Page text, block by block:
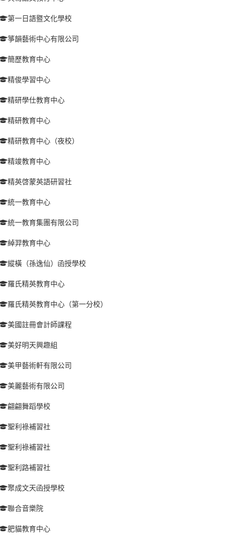
第一日語暨文化學校
箏韻藝術中心有限公司
簡歷教育中心
精俊學習中心
精研學仕教育中心
精研教育中心
精研教育中心（夜校）
精竣教育中心
精英啓蒙英語研習社
統一教育中心
統一教育集團有限公司
綽羿教育中心
縱橫（孫逸仙）函授學校
羅氏精英教育中心
羅氏精英教育中心（第一分校）
美國註冊會計師課程
美好明天興趣組
美甲藝術軒有限公司
美麗藝術有限公司
翩翩舞蹈學校
聖利祿補習社
聖利祿補習社
聖利路補習社
聚成文天函授學校
聯合音樂院
肥貓教育中心